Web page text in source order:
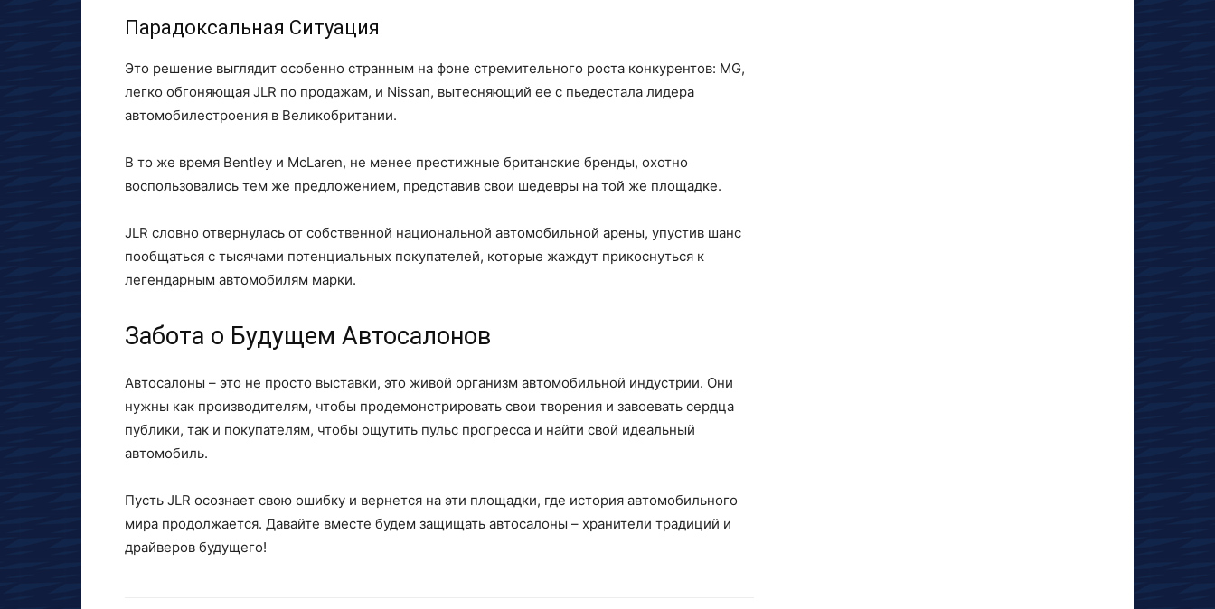
Парадоксальная Ситуация
Это решение выглядит особенно странным на фоне стремительного роста конкурентов: MG,
легко обгоняющая JLR по продажам, и Nissan, вытесняющий ее с пьедестала лидера
автомобилестроения в Великобритании.
В то же время Bentley и McLaren, не менее престижные британские бренды, охотно
воспользовались тем же предложением, представив свои шедевры на той же площадке.
JLR словно отвернулась от собственной национальной автомобильной арены, упустив шанс
пообщаться с тысячами потенциальных покупателей, которые жаждут прикоснуться к
легендарным автомобилям марки.
Забота о Будущем Автосалонов
Автосалоны – это не просто выставки, это живой организм автомобильной индустрии. Они
нужны как производителям, чтобы продемонстрировать свои творения и завоевать сердца
публики, так и покупателям, чтобы ощутить пульс прогресса и найти свой идеальный
автомобиль.
Пусть JLR осознает свою ошибку и вернется на эти площадки, где история автомобильного
мира продолжается. Давайте вместе будем защищать автосалоны – хранители традиций и
драйверов будущего!